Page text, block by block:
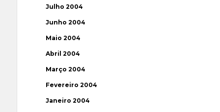
Julho 2004
Junho 2004
Maio 2004
Abril 2004
Março 2004
Fevereiro 2004
Janeiro 2004